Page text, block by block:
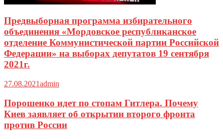
Предвыборная программа избирательного
объединения «Мордовское республиканское
отделение Коммунистической партии Российской
Федерации» на выборах депутатов 19 сентября
2021г.
27.08.2021admin
Порошенко идет по стопам Гитлера. Почему
Киев заявляет об открытии второго фронта
против России